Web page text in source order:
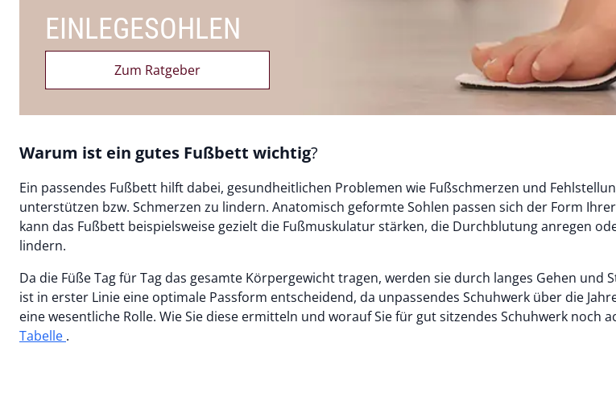
EINLEGESOHLEN
Zum Ratgeber
Warum ist ein gutes Fußbett wichtig?
Ein passendes Fußbett hilft dabei, gesundheitlichen Problemen wie Fußschmerzen und
unterstützen bzw. Schmerzen zu lindern. Anatomisch geformte Sohlen passen sich der Form
kann das Fußbett beispielsweise gezielt die Fußmuskulatur stärken, die Durchblutung anregen
lindern.
Da die Füße Tag für Tag das gesamte Körpergewicht tragen, werden sie durch langes Gehen
ist in erster Linie eine optimale Passform entscheidend, da unpassendes Schuhwerk über die
eine wesentliche Rolle. Wie Sie diese ermitteln und worauf Sie für gut sitzendes Schuhwerk noch
Tabelle .